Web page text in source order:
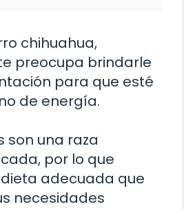
chihuahua,
preocupa brindarle
para que esté
de energía.
son una raza
por lo que
adecuada que
necesidades